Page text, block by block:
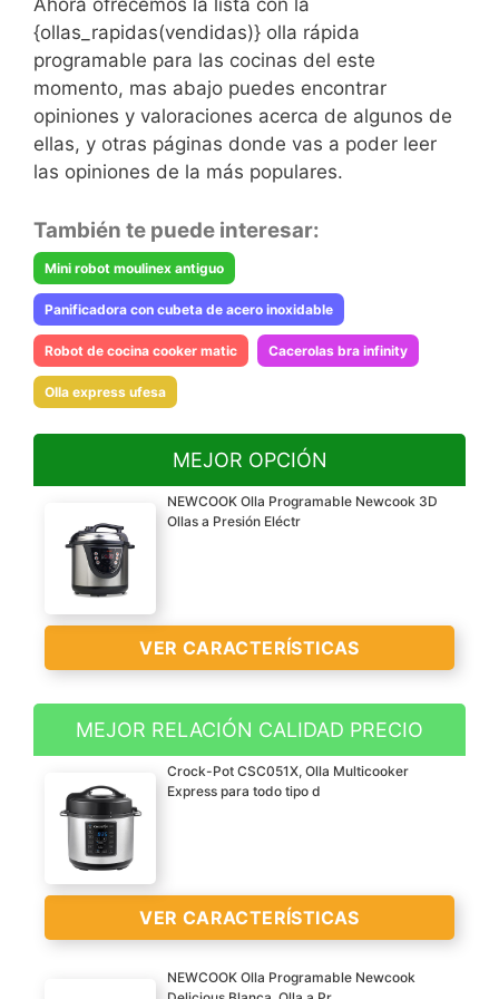
Ahora ofrecemos la lista con la
{ollas_rapidas(vendidas)} olla rápida
programable para las cocinas del este
momento, mas abajo puedes encontrar
opiniones y valoraciones acerca de algunos de
ellas, y otras páginas donde vas a poder leer
las opiniones de la más populares.
También te puede interesar:
Mini robot moulinex antiguo
Panificadora con cubeta de acero inoxidable
Robot de cocina cooker matic Cacerolas bra infinity
Olla express ufesa
MEJOR OPCIÓN
NEWCOOK Olla Programable Newcook 3D
Ollas a Presión Eléctr
VER CARACTERÍSTICAS
10 MENÚS PRE-
CONFIGURADOS: Cocina
todo tipo de platos
mediante su función
horno, plancha, guiso,
hervir, freír, sofreír, vapor,
baño maría, calentar y
recalentar.
PROGRAMABLE 24
MEJOR RELACIÓN CALIDAD PRECIO
Crock-Pot CSC051X, Olla Multicooker
Express para todo tipo d
VER CARACTERÍSTICAS
NEWCOOK Olla Programable Newcook